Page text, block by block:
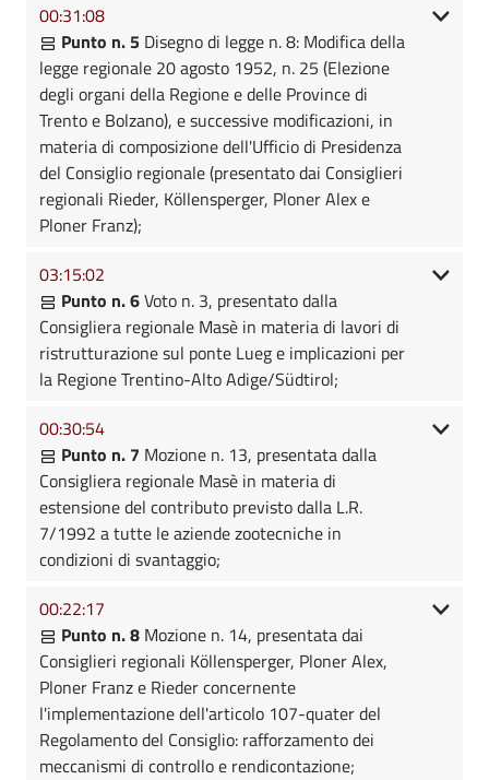
00:31:08
Punto n. 5 Disegno di legge n. 8: Modifica della
legge regionale 20 agosto 1952, n. 25 (Elezione
degli organi della Regione e delle Province di
Trento e Bolzano), e successive modificazioni, in
materia di composizione dell'Ufficio di Presidenza
del Consiglio regionale (presentato dai Consiglieri
regionali Rieder, Köllensperger, Ploner Alex e
Ploner Franz);
03:15:02
Punto n. 6Voto n. 3, presentato dalla
Consigliera regionale Masè in materia di lavori di
ristrutturazione sul ponte Lueg e implicazioni per
la Regione Trentino-Alto Adige/Südtirol;
00:30:54
Punto n. 7 Mozione n. 13, presentata dalla
Consigliera regionale Masè in materia di
estensione del contributo previsto dalla L.R.
7/1992 a tutte le aziende zootecniche in
condizioni di svantaggio;
00:22:17
Punto n. 8 Mozione n. 14, presentata dai
Consiglieri regionali Köllensperger, Ploner Alex,
Ploner Franz e Rieder concernente
l'implementazione dell'articolo 107-quater del
Regolamento del Consiglio: rafforzamento dei
meccanismi di controllo e rendicontazione;